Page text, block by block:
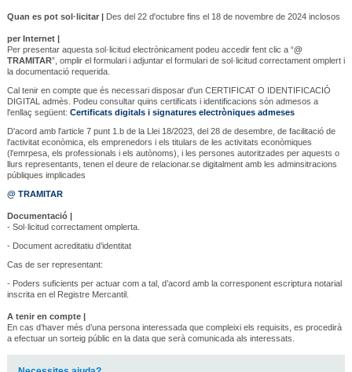
Quan es pot sol·licitar | Des del 22 d'octubre fins el 18 de novembre de 2024 inclosos
per Internet |
Per presentar aquesta sol·licitud electrònicament podeu accedir fent clic a “@
TRAMITAR”, omplir el formulari i adjuntar el formulari de sol·licitud correctament omplert i
la documentació requerida.
Cal tenir en compte que és necessari disposar d'un CERTIFICAT O IDENTIFICACIÓ
DIGITAL admès. Podeu consultar quins certificats i identificacions són admesos a
l'enllaç següent: Certificats digitals i signatures electròniques admeses
D'acord amb l'article 7 punt 1.b de la Llei 18/2023, del 28 de desembre, de facilitació de
l'activitat econòmica, els emprenedors i els titulars de les activitats econòmiques
(l'emrpesa, els professionals i els autònoms), i les persones autoritzades per aquests o
llurs representants, tenen el deure de relacionar.se digitalment amb les adminsitracions
públiques implicades
@ TRAMITAR
Documentació |
- Sol·licitud correctament omplerta.
- Document acreditatiu d’identitat
Cas de ser representant:
- Poders suficients per actuar com a tal, d’acord amb la corresponent escriptura notarial
inscrita en el Registre Mercantil.
A tenir en compte |
En cas d’haver més d’una persona interessada que compleixi els requisits, es procedirà
a efectuar un sorteig públic en la data que serà comunicada als interessats.